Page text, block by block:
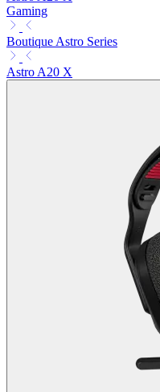
Gaming
Boutique Astro Series
Astro A20 X